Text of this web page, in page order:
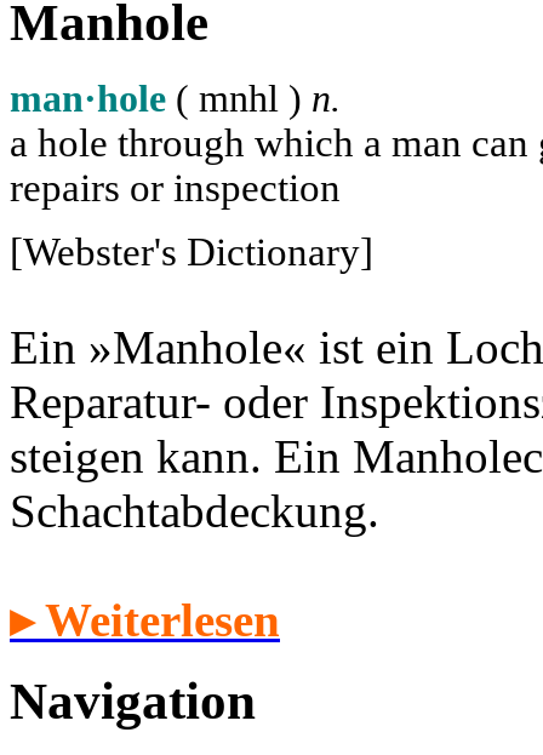
Manhole
man·hole ( mnhl ) n.
a hole through which a man
repairs or inspection
[Webster's Dictionary]
Ein »Manhole« ist ein
Reparatur- oder
steigen kann. Ein
Schachtabdeckung.
▸ Weiterlesen
Navigation